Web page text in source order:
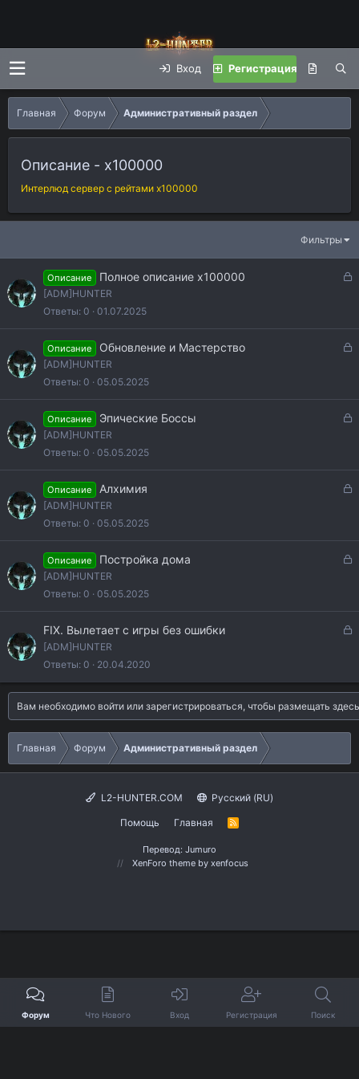
Вход Регистрация
Главная Форум Административный раздел
Описание - x100000
Интерлюд сервер с рейтами x100000
Фильтры
З
т
Описание Полное описание х100000
[ADM]HUNTER
Ответы 0 01.07.2025
З
т
Описание Обновление и Мастерство
[ADM]HUNTER
Ответы 0 05.05.2025
З
т
Описание Эпические Боссы
[ADM]HUNTER
Ответы 0 05.05.2025
З
т
Описание Алхимия
[ADM]HUNTER
Ответы 0 05.05.2025
З
т
Описание Постройка дома
[ADM]HUNTER
Ответы 0 05.05.2025
З
ы
т
FIX. Вылетает с игры без ошибки
[ADM]HUNTER
Ответы 0 20.04.2020
Вам необходимо войти или зарегистрироваться, чтобы размещать
Главная Форум Административный раздел
L2-HUNTER.COM Русский (RU)
Помощь Главная
R
Перевод: Jumuro
XenForo theme by xenfocus
Форум Что Нового Вход Регистрация Поиск